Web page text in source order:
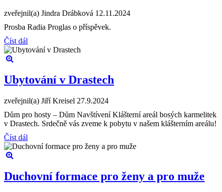
zveřejnil(a) Jindra Drábková 12.11.2024
Prosba Radia Proglas o příspěvek.
Číst dál
Ubytování v Drastech
zveřejnil(a) Jiří Kreisel 27.9.2024
Dům pro hosty – Dům Navštívení Klášterní areál bosých karmelitek
v Drastech. Srdečně vás zveme k pobytu v našem klášterním areálu!
Číst dál
Duchovní formace pro ženy a pro muže